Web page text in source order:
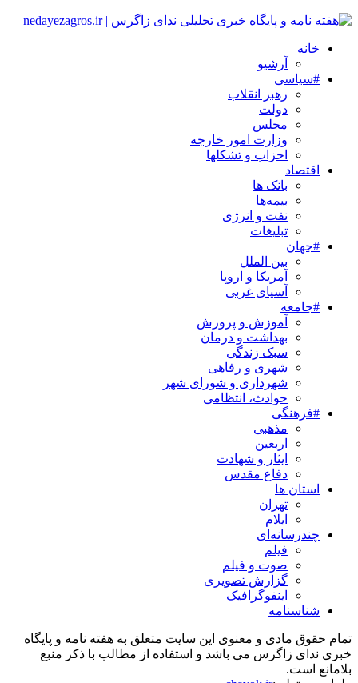
خانه
آرشیو
#سیاسی
رهبر انقلاب
دولت
مجلس
وزارت امور خارجه
احزاب و تشکلها
اقتصاد
بانک ها
بیمه‌ها
نفت و انرژی
تبلیغات
#جهان
بین الملل
آمریکا و اروپا
آسیای غربی
#جامعه
آموزش و پرورش
بهداشت و درمان
سبک زندگی
شهری و رفاهی
شهرداری و شورای شهر
حوادث، انتظامی
#فرهنگی
مذهبی
اربعین
ایثار و شهادت
دفاع مقدس
استان ها
تهران
ایلام
چندرسانه‌ای
فیلم
صوت و فیلم
گزارش تصویری
اینفوگرافیک
شناسنامه
تمام حقوق مادی و معنوی این سایت متعلق به هفته نامه و پایگاه
خبری ندای زاگرس می باشد و استفاده از مطالب با ذکر منبع
بلامانع است.